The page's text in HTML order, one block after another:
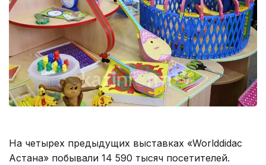
На четырех предыдущих выставках «Worlddidac
Астана» побывали 14 590 тысяч посетителей.